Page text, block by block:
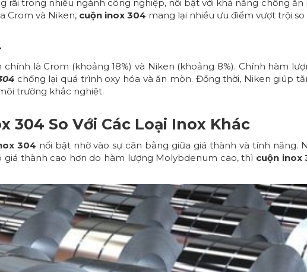
rãi trong nhiều ngành công nghiệp, nổi bật với khả năng chống
Crom và Niken, cuộn inox 304 mang lại nhiều ưu điểm vượt trội so
là Crom (khoảng 18%) và Niken (khoảng 8%). Chính hàm
chống lại quá trình oxy hóa và ăn mòn. Đồng thời, Niken giúp
trường khắc nghiệt.
304 So Với Các Loại Inox Khác
304 nổi bật nhờ vào sự cân bằng giữa giá thành và tính năng.
thành cao hơn do hàm lượng Molybdenum cao, thì cuộn inox